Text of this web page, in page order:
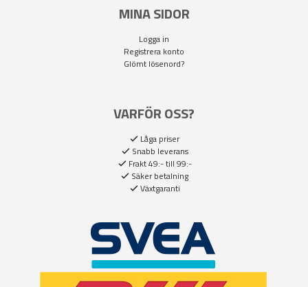
MINA SIDOR
Logga in
Registrera konto
Glömt lösenord?
VARFÖR OSS?
Låga priser
Snabb leverans
Frakt 49:- till 99:-
Säker betalning
Växtgaranti